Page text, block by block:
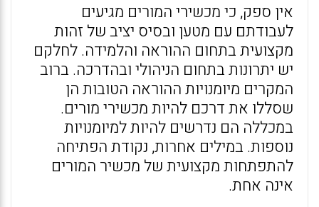
אין ספק, כי מכשירי המורים מגיעים
לעבודתם עם מטען ובסיס יציב של זהות
מקצועית בתחום ההוראה והלמידה. לחלקם
יש יתרונות בתחום הניהולי ובהדרכה. ברוב
המקרים מיומנויות ההוראה הטובות הן
שסללו את דרכם להיות מכשירי מורים.
במכללה הם נדרשים להיות למיומנויות
נוספות. במילים אחרות, נקודת הפתיחה
להתפתחות מקצועית של מכשיר המורים
אינה אחת.